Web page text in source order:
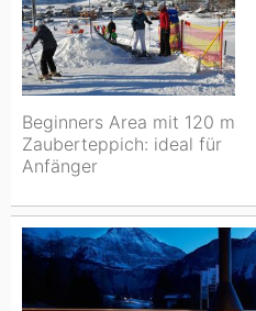
Beginners Area mit 120 m
Zauberteppich: ideal für
Anfänger